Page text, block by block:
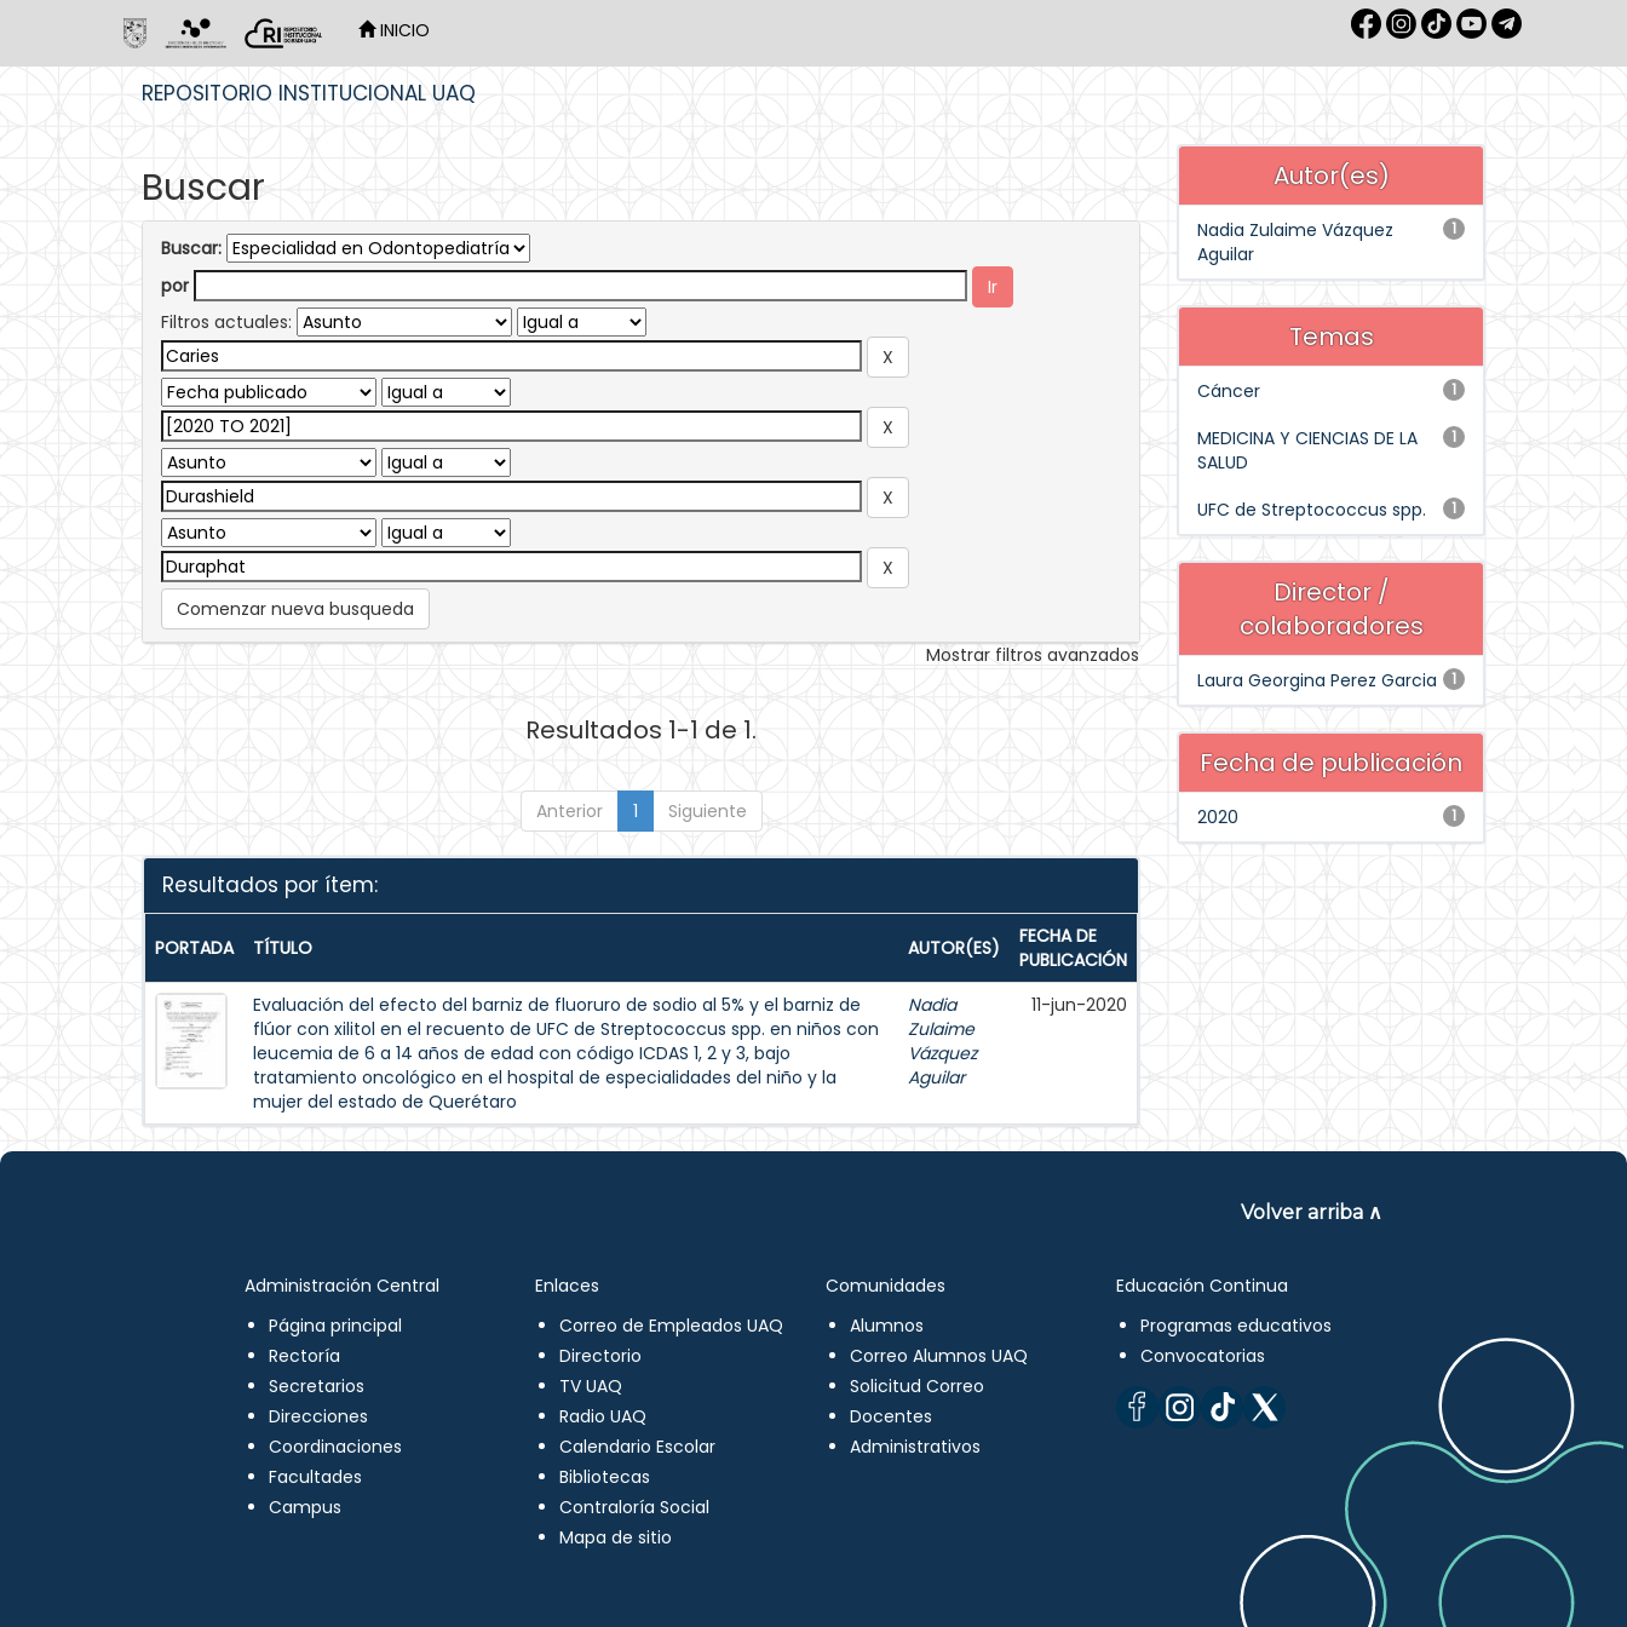
INICIO
REPOSITORIO INSTITUCIONAL UAQ
Buscar
Buscar:
por
Filtros actuales:
Comenzar nueva busqueda
Mostrar filtros avanzados
Resultados 1-1 de 1.
Anterior 1 Siguiente
Resultados por ítem:
PORTADA TÍTULO AUTOR(ES)
FECHA DE
PUBLICACIÓN
Evaluación del efecto del barniz de fluoruro de sodio al 5% y el barniz de
flúor con xilitol en el recuento de UFC de Streptococcus spp. en niños con
leucemia de 6 a 14 años de edad con código ICDAS 1, 2 y 3, bajo
tratamiento oncológico en el hospital de especialidades del niño y la
mujer del estado de Querétaro
Nadia
Zulaime
Vázquez
Aguilar
11-jun-2020
Autor(es)
1
Nadia Zulaime Vázquez
Aguilar
Temas
1
Cáncer
1
MEDICINA Y CIENCIAS DE LA
SALUD
1
UFC de Streptococcus spp.
Director /
colaboradores
1
Laura Georgina Perez Garcia
Fecha de publicación
1
2020
Volver arriba ∧
Administración Central
Página principal
Rectoría
Secretarios
Direcciones
Coordinaciones
Facultades
Campus
Enlaces
Correo de Empleados UAQ
Directorio
TV UAQ
Radio UAQ
Calendario Escolar
Bibliotecas
Contraloría Social
Mapa de sitio
Comunidades
Alumnos
Correo Alumnos UAQ
Solicitud Correo
Docentes
Administrativos
Educación Continua
Programas educativos
Convocatorias